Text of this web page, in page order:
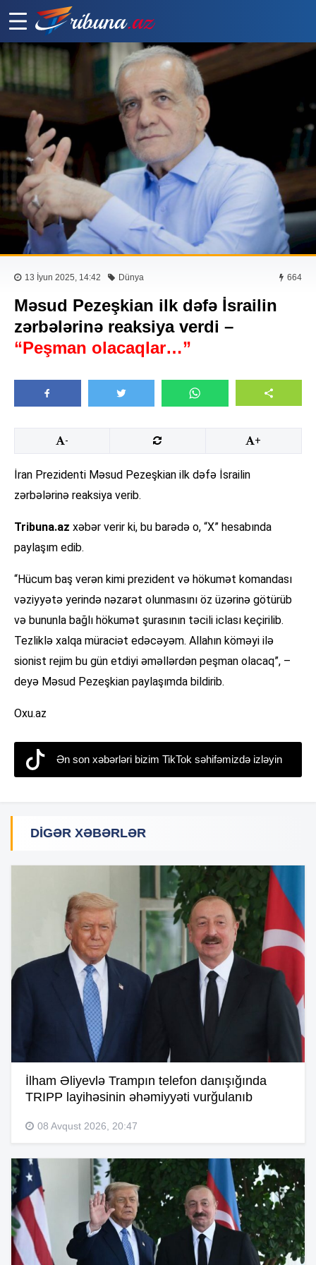
13 İyun 2025, 14:42 Dünya 664
Məsud Pezeşkian ilk dəfə İsrailin
zərbələrinə reaksiya verdi –
“Peşman olacaqlar…”
- +
İran Prezidenti Məsud Pezeşkian ilk dəfə İsrailin
zərbələrinə reaksiya verib.
Tribuna.az xəbər verir ki, bu barədə o, “X” hesabında
paylaşım edib.
“Hücum baş verən kimi prezident və hökumət komandası
vəziyyətə yerində nəzarət olunmasını öz üzərinə götürüb
və bununla bağlı hökumət şurasının təcili iclası keçirilib.
Tezliklə xalqa müraciət edəcəyəm. Allahın köməyi ilə
sionist rejim bu gün etdiyi əməllərdən peşman olacaq”, –
deyə Məsud Pezeşkian paylaşımda bildirib.
Oxu.az
Ən son xəbərləri bizim TikTok səhifəmizdə izləyin
DIGƏR XƏBƏRLƏR
İlham Əliyevlə Trampın telefon danışığında
TRIPP layihəsinin əhəmiyyəti vurğulanıb
08 Avqust 2026, 20:47